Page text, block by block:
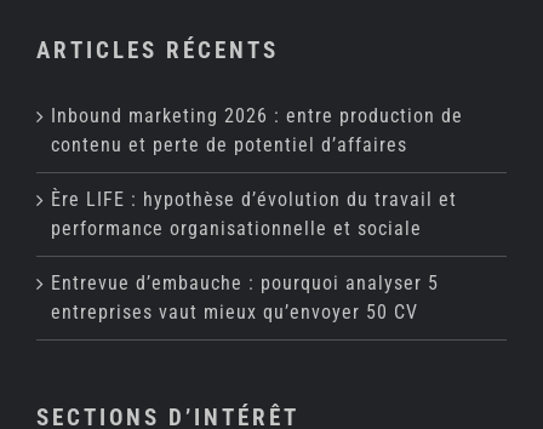
ARTICLES RÉCENTS
Inbound marketing 2026 : entre production de
contenu et perte de potentiel d’affaires
Ère LIFE : hypothèse d’évolution du travail et
performance organisationnelle et sociale
Entrevue d’embauche : pourquoi analyser 5
entreprises vaut mieux qu’envoyer 50 CV
SECTIONS D’INTÉRÊT